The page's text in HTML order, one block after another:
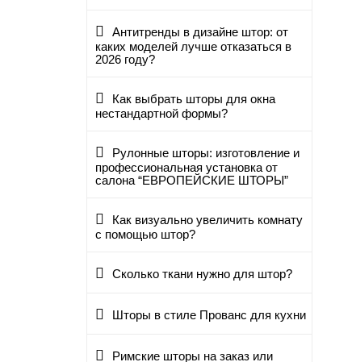
Антитренды в дизайне штор: от
каких моделей лучше отказаться в
2026 году?
Как выбрать шторы для окна
нестандартной формы?
Рулонные шторы: изготовление и
профессиональная установка от
салона “ЕВРОПЕЙСКИЕ ШТОРЫ”
Как визуально увеличить комнату
с помощью штор?
Сколько ткани нужно для штор?
Шторы в стиле Прованс для кухни
Римские шторы на заказ или